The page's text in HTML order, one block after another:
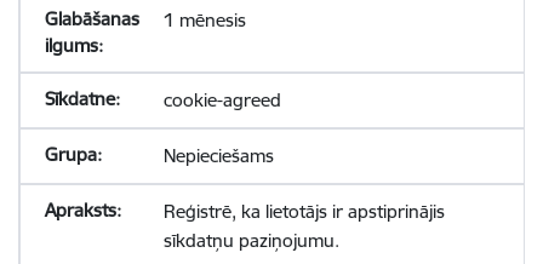
1 mēnesis
cookie-agreed
Nepieciešams
Reģistrē, ka lietotājs ir apstiprinājis
sīkdatņu paziņojumu.